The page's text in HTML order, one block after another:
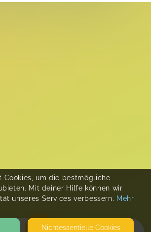
Cookies, um die bestmögliche
Mit deiner Hilfe können wir
unseres Services verbessern. Mehr
Nicht­essentielle Cookies